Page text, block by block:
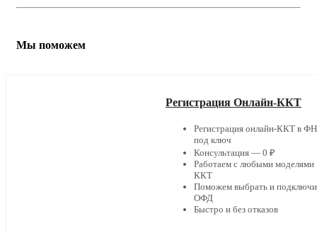
Мы поможем
Регистрация Онлайн-ККТ
Регистрация онлайн-ККТ в
под ключ
Консультация — 0 ₽
Работаем с любыми моделями
ККТ
Поможем выбрать и
ОФД
Быстро и без отказов